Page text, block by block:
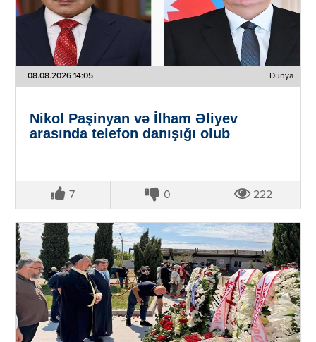
08.08.2026 14:05 Dünya
Nikol Paşinyan və İlham Əliyev
arasında telefon danışığı olub
7 0 222